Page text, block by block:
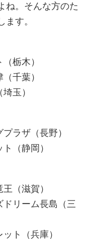
ね。そんな方のた
す。
栃木）
千葉）
玉）
ラザ（長野）
（静岡）
（滋賀）
リーム長島（三
ト（兵庫）